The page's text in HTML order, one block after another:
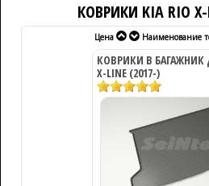
КОВРИКИ KIA RIO
Цена Наименование
КОВРИКИ В БАГАЖНИК
X-LINE (2017-)